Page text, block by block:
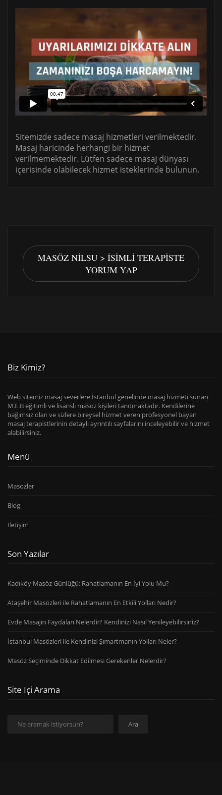
Sitemizde sadece masaj hizmetleri verilmektedir.
Masaj haricinde herhangi bir hizmet
verilmemektedir. Lütfen sadece masaj dünyası
içerisinde olabilecek hizmet isteklerinde bulunun.
MASÖZ NILSU > İSIMLI TERAPISTE
YORUM YAP
Biz Kimiz?
Web sitemiz masaj severlere İstanbul genelinde masaj hizmeti sunan
M.E.B eğitimli ve lisanslı masöz kişileri tanıtmaktadır. Kendilerine
bağımsız olan ve sizlere bireysel hizmet veren profesyonel bayan
masaj terapistlerinin detaylı ayrıntılı sayfalarını inceleyebilir ve hizmet
alabilirsiniz.
Menü
Masozler
Blog
İletişim
Son Yazılar
Kadıköy Masöz Günlüğü: Rahatlamanın En İyi Yolu Mu?
Ataşehir Masözleri ile Rahatlamanın En Etkili Yolları Nedir?
Evde Masajın Faydaları Nelerdir? Kendinizi Nasıl Yenileyebilirsiniz?
İstanbul Masözleri ile Kendinizi Şımartmanın Yolları Neler?
Masöz Seçiminde Dikkat Edilmesi Gerekenler Nelerdir?
Site Içi Arama
Ara